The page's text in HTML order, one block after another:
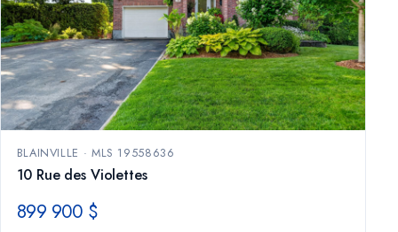
BLAINVILLE · MLS 19558636
10 Rue des Violettes
899 900 $